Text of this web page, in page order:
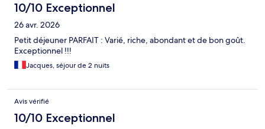
10/10 Exceptionnel
26 avr. 2026
Petit déjeuner PARFAIT : Varié, riche, abondant et de bon goût.
Exceptionnel !!!
Jacques, séjour de 2 nuits
Avis vérifié
10/10 Exceptionnel